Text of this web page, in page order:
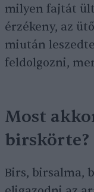
milyen fajtát
érzékeny, az
miután
feldolgozni,
Most
birskörte?
Birs, birsalma,